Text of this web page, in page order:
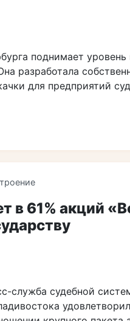
поднимает уровень
разработала
для предприятий
в 61% акций
служба судебной